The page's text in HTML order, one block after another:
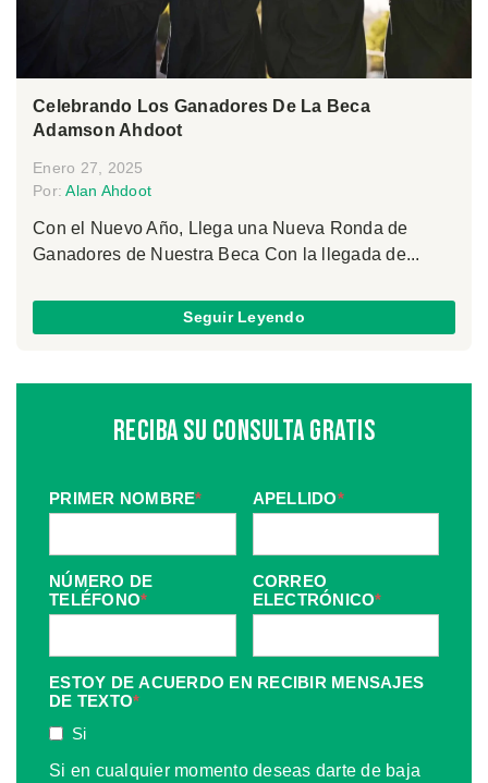
Celebrando Los Ganadores De La Beca
Adamson Ahdoot
Enero 27, 2025
Por:Alan Ahdoot
Con el Nuevo Año, Llega una Nueva Ronda de
Ganadores de Nuestra Beca Con la llegada de...
Seguir Leyendo
Reciba Su Consulta Gratis
PRIMER NOMBRE* APELLIDO*
NÚMERO DE
TELÉFONO*
CORREO
ELECTRÓNICO*
ESTOY DE ACUERDO EN RECIBIR MENSAJES
DE TEXTO*
Si
Si en cualquier momento deseas darte de baja